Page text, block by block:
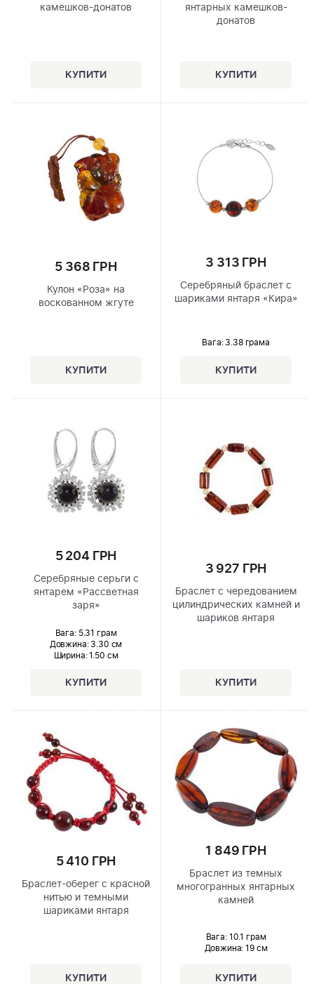
камешков-донатов
янтарных камешков-
донатов
5 368 ГРН
Кулон «Роза» на
воскованном жгуте
3 313 ГРН
Серебряный браслет с
шариками янтаря «Кира»
Вага: 3.38 грама
5 204 ГРН
Серебряные серьги с
янтарем «Рассветная
заря»
Вага: 5.31 грам
Довжина:3.30 см
Ширина: 1.50 см
3 927 ГРН
Браслет с чередованием
цилиндрических камней и
шариков янтаря
5 410 ГРН
Браслет-оберег с красной
нитью и темными
шариками янтаря
1 849 ГРН
Браслет из темных
многогранных янтарных
камней
Вага: 10.1 грам
Довжина: 19 см